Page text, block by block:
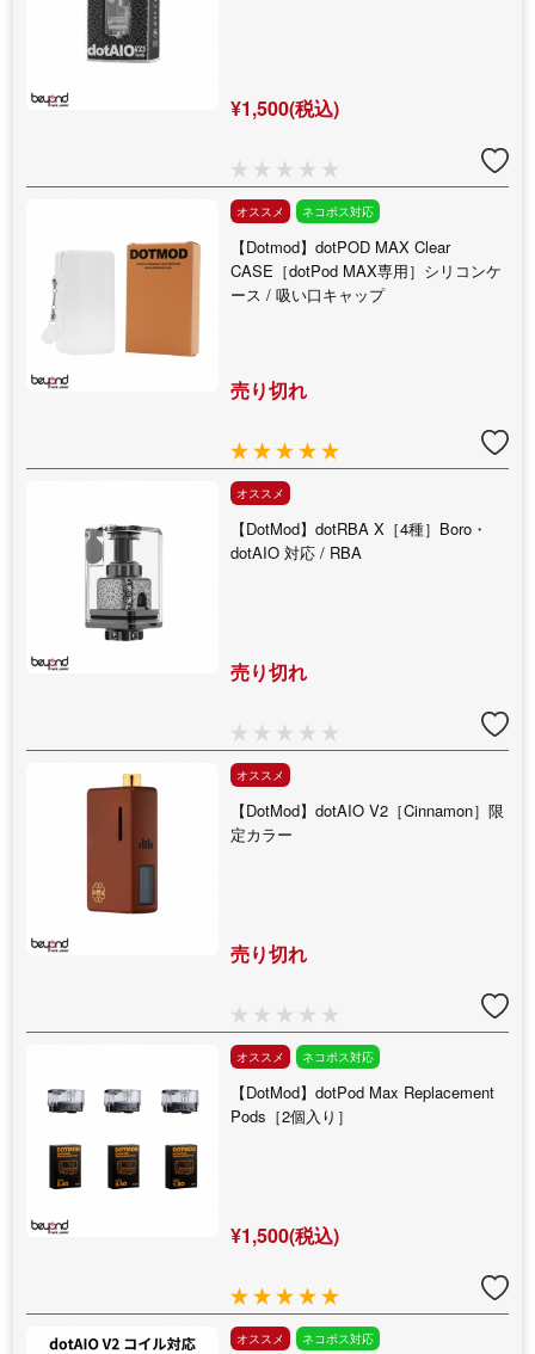
¥1,500(税込)
オススメ ネコポス対応
【Dotmod】dotPOD MAX Clear
CASE［dotPod MAX専用］シリコンケ
ース / 吸い口キャップ
売り切れ
オススメ
【DotMod】dotRBA X［4種］Boro・
dotAIO 対応 / RBA
売り切れ
オススメ
【DotMod】dotAIO V2［Cinnamon］限
定カラー
売り切れ
オススメ ネコポス対応
【DotMod】dotPod Max Replacement
Pods［2個入り］
¥1,500(税込)
オススメ ネコポス対応